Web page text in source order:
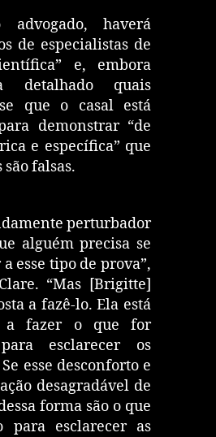
advogado, haverá
de especialistas de
e, embora
detalhado quais
que o casal está
demonstrar “de
e específica” que
são falsas.
perturbador
alguém precisa se
esse tipo de prova”,
“Mas [Brigitte]
a fazê-lo. Ela está
a fazer o que for
esclarecer os
esse desconforto e
desagradável de
forma são o que
para esclarecer as